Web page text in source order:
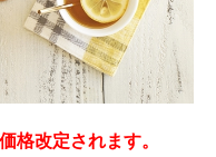
改定されます。